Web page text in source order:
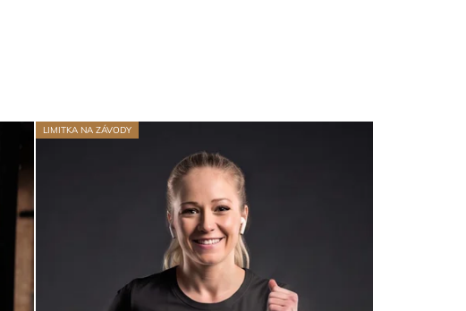
LIMITKA NA ZÁVODY